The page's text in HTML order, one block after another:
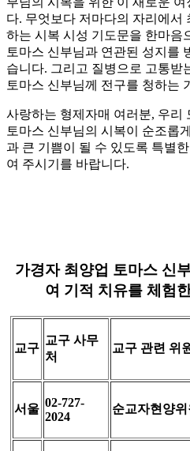
다. 무엇보다 저마다의 자리에서
하는 시복 시성 기도문을 한마음
토마스 신부님과 연관된 성지를
습니다. 그리고 질병으로 고통받
토마스 신부님께 전구를 청하는
사랑하는 형제자매 여러분, 우리
토마스 신부님의 시복이 순조롭
과 큰 기쁨이 될 수 있도록 특별
여 주시기를 바랍니다.
가경자 최양업 토마스 신
여 기적 치유를 체험
교구
교구 사무
처
교구 관련 위
서울 02-727-
2024
순교자현양위